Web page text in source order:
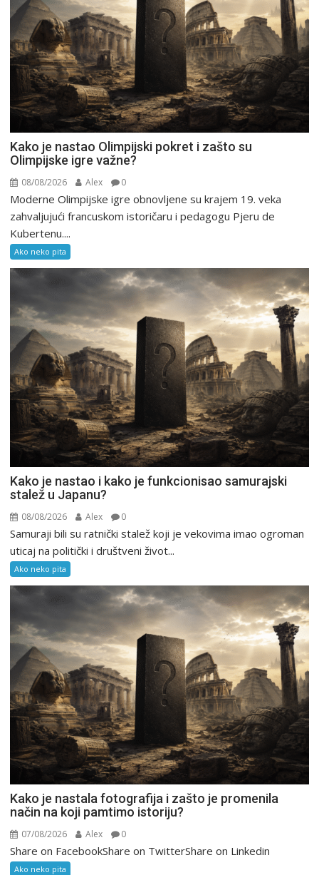
Kako je nastao Olimpijski pokret i zašto su
Olimpijske igre važne?
08/08/2026 Alex 0
Moderne Olimpijske igre obnovljene su krajem 19. veka
zahvaljujući francuskom istoričaru i pedagogu Pjeru de
Kubertenu....
Ako neko pita
Kako je nastao i kako je funkcionisao samurajski
stalež u Japanu?
08/08/2026 Alex 0
Samuraji bili su ratnički stalež koji je vekovima imao ogroman
uticaj na politički i društveni život...
Ako neko pita
Kako je nastala fotografija i zašto je promenila
način na koji pamtimo istoriju?
07/08/2026 Alex 0
Share on FacebookShare on TwitterShare on Linkedin
Ako neko pita